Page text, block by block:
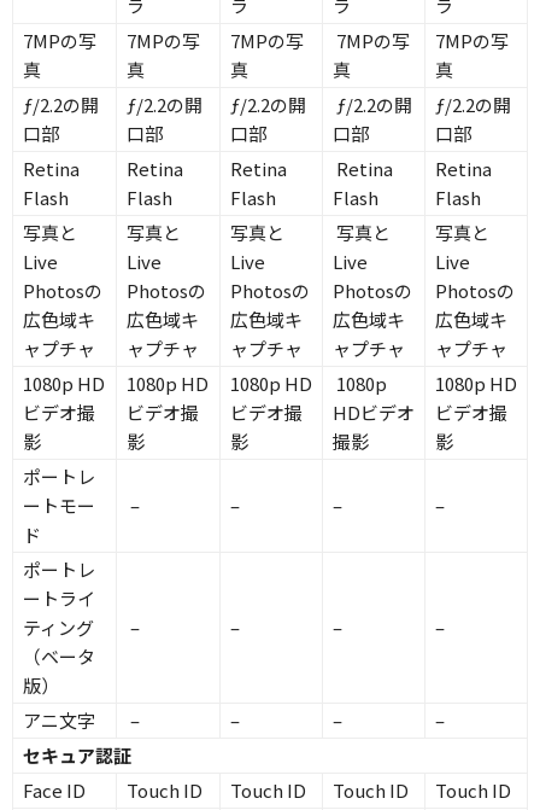
7MPの写
真
7MPの写
真
7MPの写
真
7MPの写
真
7MPの写
真
ƒ/2.2の開
口部
ƒ/2.2の開
口部
ƒ/2.2の開
口部
ƒ/2.2の開
口部
ƒ/2.2の開
口部
Retina
Flash
Retina
Flash
Retina
Flash
Retina
Flash
Retina
Flash
写真と
Live
Photosの
広色域キ
ャプチャ
写真と
Live
Photosの
広色域キ
ャプチャ
写真と
Live
Photosの
広色域キ
ャプチャ
写真と
Live
Photosの
広色域キ
ャプチャ
写真と
Live
Photosの
広色域キ
ャプチャ
1080p HD
ビデオ撮
影
1080p HD
ビデオ撮
影
1080p HD
ビデオ撮
影
1080p
HDビデオ
撮影
1080p HD
ビデオ撮
影
ポートレ
ートモー
ド
– – – –
ポートレ
ートライ
ティング
（ベータ
版）
– – – –
アニ文字 – – –
–
セキュア認証
Face ID
Touch ID Touch ID Touch ID
Touch ID